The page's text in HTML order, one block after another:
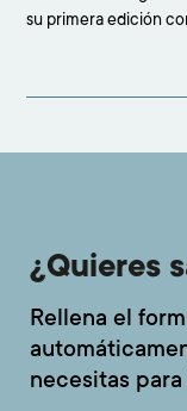
su primera edición
concesionario
confirmó el interés
¿Quieres
Rellena el
necesitas